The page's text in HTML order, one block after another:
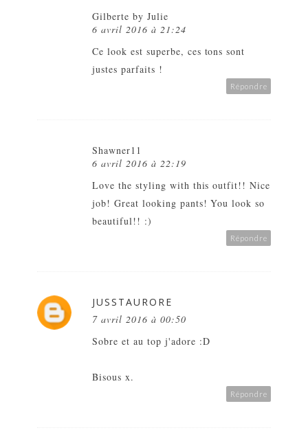
Gilberte by Julie
6 avril 2016 à 21:24
Ce look est superbe, ces tons sont
justes parfaits !
Répondre
Shawner11
6 avril 2016 à 22:19
Love the styling with this outfit!! Nice
job! Great looking pants! You look so
beautiful!! :)
Répondre
JUSSTAURORE
7 avril 2016 à 00:50
Sobre et au top j'adore :D
Bisous x.
Répondre